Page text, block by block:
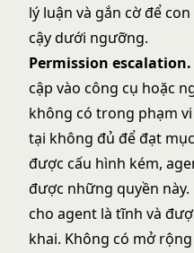
lý luận và gắn cờ để
cậy dưới ngưỡng.
Permission escalation.
cập vào công cụ hoặc
không có trong phạm
tại không đủ để đạt
được cấu hình kém,
được những quyền này.
cho agent là tĩnh và
khai. Không có mở